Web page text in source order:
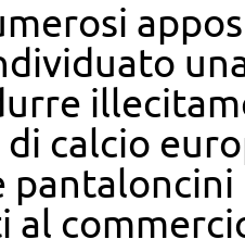
di calcio
pantaloncini
al